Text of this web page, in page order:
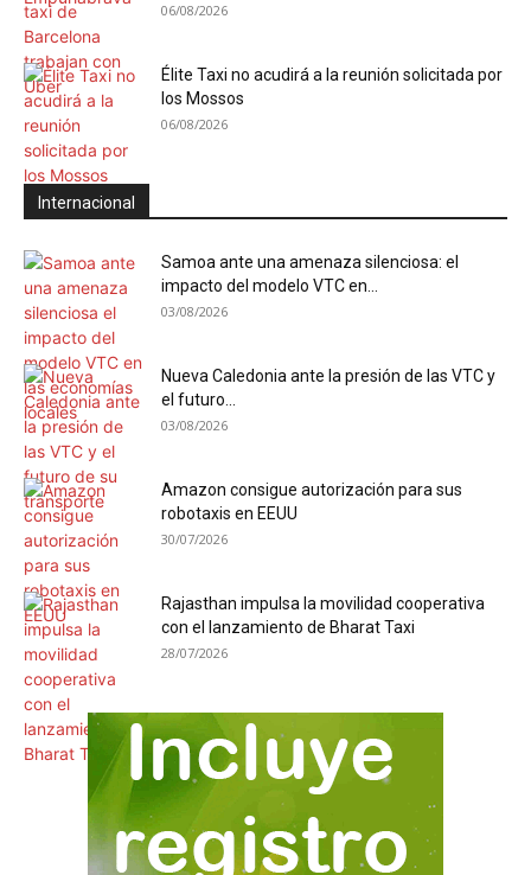
06/08/2026
Élite Taxi no acudirá a la reunión solicitada por
los Mossos
06/08/2026
Internacional
Samoa ante una amenaza silenciosa: el
impacto del modelo VTC en...
03/08/2026
Nueva Caledonia ante la presión de las VTC y
el futuro...
03/08/2026
Amazon consigue autorización para sus
robotaxis en EEUU
30/07/2026
Rajasthan impulsa la movilidad cooperativa
con el lanzamiento de Bharat Taxi
28/07/2026